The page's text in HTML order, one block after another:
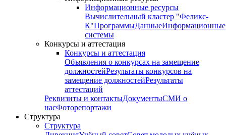
Информационные ресурсы
Вычислительный кластер "Феликс-
К"ПрограммыДанныеИнформационные
системы
Конкурсы и аттестация
Конкурсы и аттестация
Объявления о конкурсах на замещение
должностейРезультаты конкурсов на
замещение должностейРезультаты
аттестаций
Реквизиты и контактыДокументыСМИ о
насФоторепортажи
Структура
Структура